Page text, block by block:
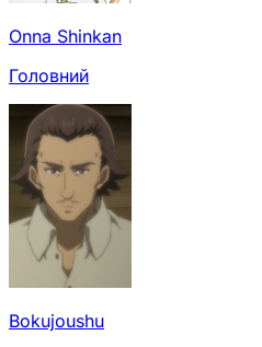
Onna Shinkan
Головний
Bokujoushu